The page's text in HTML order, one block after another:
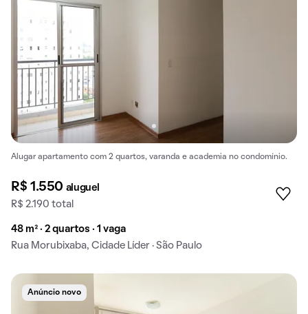
Alugar apartamento com 2 quartos, varanda e academia no condomínio.
R$ 1.550 aluguel
R$ 2.190 total
48 m² · 2 quartos · 1 vaga
Rua Morubixaba, Cidade Líder · São Paulo
Anúncio novo